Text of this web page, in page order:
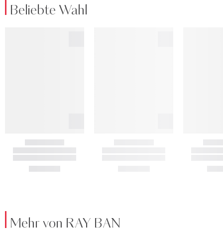
Beliebte Wahl
Mehr von RAY BAN